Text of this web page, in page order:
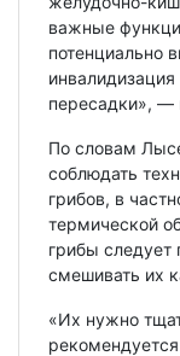
важные
потенциально
пересадки», —
По словам
соблюдать
грибов, в
термической
грибы следует
смешивать их
«Их нужно